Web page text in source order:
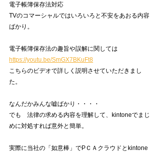
電子帳簿保存法対応
TVのコマーシャルではいろいろと不安をあおる内容
ばかり。
電子帳簿保存法の趣旨や誤解に関しては
https://youtu.be/SmGX7BKuFt8
こちらのビデオで詳しく説明させていただきまし
た。
なんだかみんな嘘ばかり・・・・
でも　法律の求める内容を理解して、kintoneでまじ
めに対処すれば意外と簡単。
実際に当社の「如意棒」でPＣＡクラウドとkintone